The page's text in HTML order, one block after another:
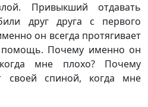
Привыкший отдавать
друг друга с первого
он всегда протягивает
помощь. Почему именно он
мне плохо? Почему
своей спиной, когда мне